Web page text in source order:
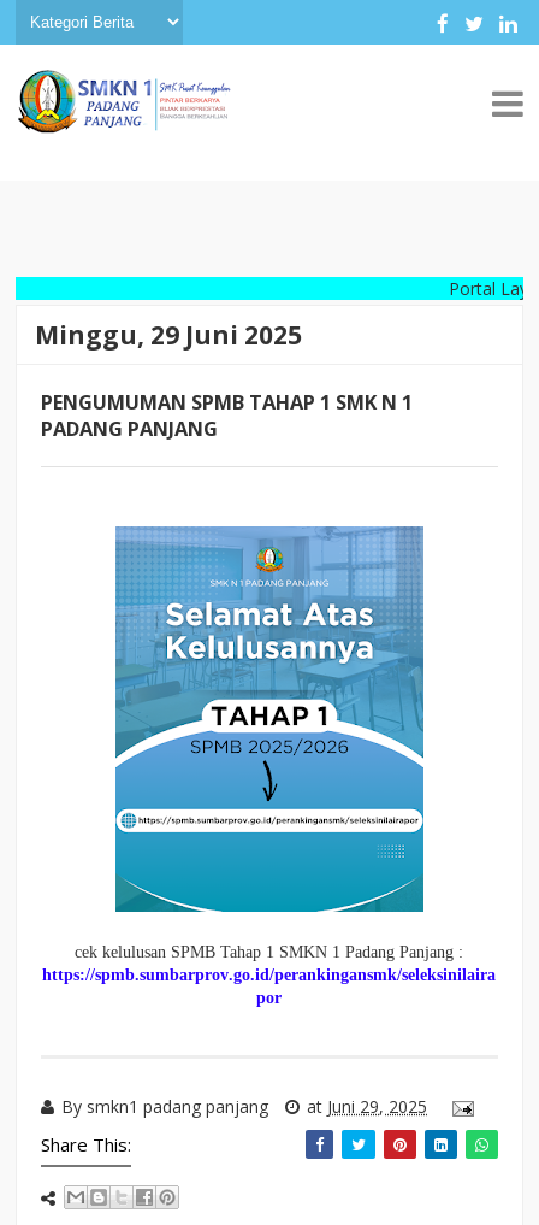
Portal Layanan
Minggu, 29 Juni 2025
PENGUMUMAN SPMB TAHAP 1 SMK N 1
PADANG PANJANG
cek kelulusan SPMB Tahap 1 SMKN 1 Padang Panjang :
https://spmb.sumbarprov.go.id/perankingansmk/seleksinilaira
por
By smkn1 padang panjang at Juni 29, 2025
Share This: